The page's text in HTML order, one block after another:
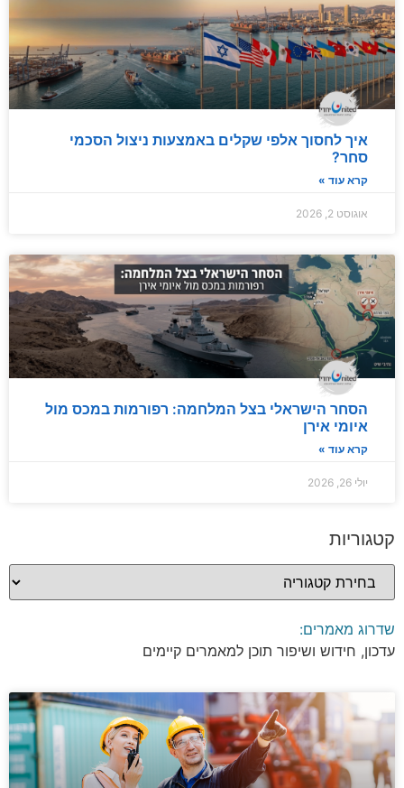
איך לחסוך אלפי שקלים באמצעות ניצול הסכמי
סחר?
קרא עוד »
אוגוסט 2, 2026
הסחר הישראלי בצל המלחמה: רפורמות במכס מול
איומי אירן
קרא עוד »
יולי 26, 2026
קטגוריות
שדרוג מאמרים:
עדכון, חידוש ושיפור תוכן למאמרים קיימים